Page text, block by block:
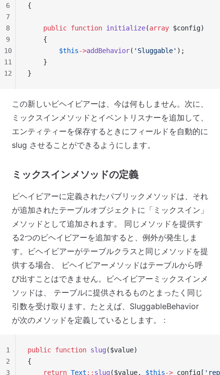
{
    public
function initialize(array $config)
    {
        $this
->addBehavior( 'Sluggable' );
    }
}
6
7
8
9
10
11
12
この新しいビヘイビアーは、今は何もしません。次に、
ミックスインメソッドとイベントリスナーを追加して、
エンティティーを保存するときにフィールドを自動的に
slug させることができるようにします。
ミックスインメソッドの定義
ビヘイビアーに定義されたパブリックメソッドは、それ
が追加されたテーブルオブジェクトに「ミックスイン」
メソッドとして追加されます。 同じメソッドを提供す
る2つのビヘイビアーを追加すると、例外が発生しま
す。ビヘイビアーがテーブルクラスと同じメソッドを提
供する場合、 ビヘイビアーメソッドはテーブルから呼
び出すことはできません。ビヘイビアーミックスインメ
ソッドは、 テーブルに提供されるものとまったく同じ
引数を受け取ります。たとえば、SluggableBehavior
が次のメソッドを定義しているとします。 :
public function slug ($value)
{
    return
Text :: slug ($value, $this-> _config[
1
2
3